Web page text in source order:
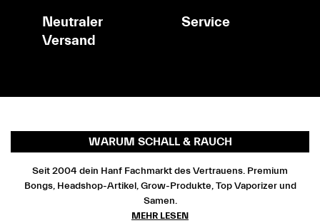
Neutraler
Versand
Service
WARUM SCHALL & RAUCH
Seit 2004 dein Hanf Fachmarkt des Vertrauens. Premium
Bongs, Headshop-Artikel, Grow-Produkte, Top Vaporizer und
Samen.
MEHR LESEN